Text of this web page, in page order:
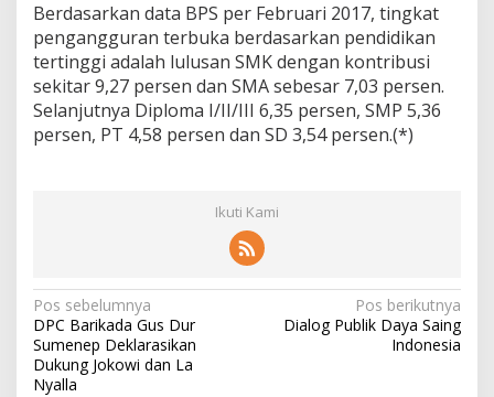
Berdasarkan data BPS per Februari 2017, tingkat
pengangguran terbuka berdasarkan pendidikan
tertinggi adalah lulusan SMK dengan kontribusi
sekitar 9,27 persen dan SMA sebesar 7,03 persen.
Selanjutnya Diploma I/II/III 6,35 persen, SMP 5,36
persen, PT 4,58 persen dan SD 3,54 persen.‎(*)
Ikuti Kami
N
a
v
Pos sebelumnya
DPC Barikada Gus Dur
Sumenep Deklarasikan
Dukung Jokowi dan La
Nyalla
Pos berikutnya
Dialog Publik Daya Saing
Indonesia